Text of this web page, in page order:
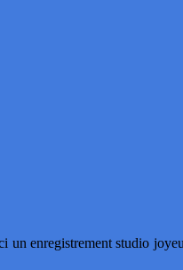
un enregistrement studio